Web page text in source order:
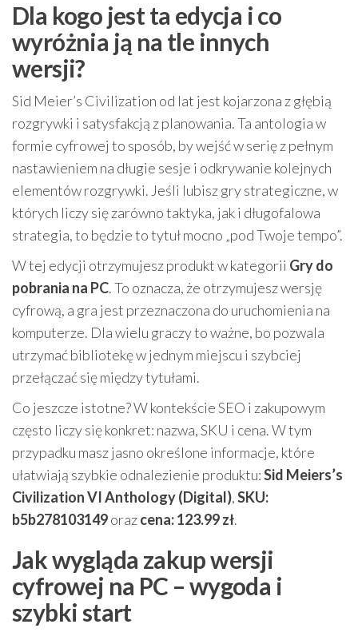
Dla kogo jest ta edycja i co
wyróżnia ją na tle innych
wersji?
Sid Meier’s Civilization od lat jest kojarzona z głębią
rozgrywki i satysfakcją z planowania. Ta antologia w
formie cyfrowej to sposób, by wejść w serię z pełnym
nastawieniem na długie sesje i odkrywanie kolejnych
elementów rozgrywki. Jeśli lubisz gry strategiczne, w
których liczy się zarówno taktyka, jak i długofalowa
strategia, to będzie to tytuł mocno „pod Twoje tempo”.
W tej edycji otrzymujesz produkt w kategorii Gry do
pobrania na PC. To oznacza, że otrzymujesz wersję
cyfrową, a gra jest przeznaczona do uruchomienia na
komputerze. Dla wielu graczy to ważne, bo pozwala
utrzymać bibliotekę w jednym miejscu i szybciej
przełączać się między tytułami.
Co jeszcze istotne? W kontekście SEO i zakupowym
często liczy się konkret: nazwa, SKU i cena. W tym
przypadku masz jasno określone informacje, które
ułatwiają szybkie odnalezienie produktu:Sid Meiers’s
Civilization VI Anthology (Digital),SKU:
b5b278103149orazcena: 123.99 zł.
Jak wygląda zakup wersji
cyfrowej na PC – wygoda i
szybki start